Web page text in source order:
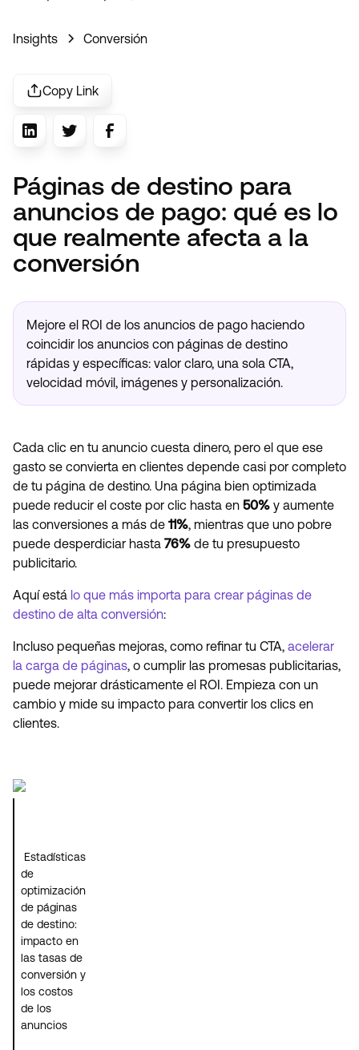
Insights Conversión
Copy Link
Páginas de destino para
anuncios de pago: qué es lo
que realmente afecta a la
conversión
Mejore el ROI de los anuncios de pago haciendo
coincidir los anuncios con páginas de destino
rápidas y específicas: valor claro, una sola CTA,
velocidad móvil, imágenes y personalización.
Cada clic en tu anuncio cuesta dinero, pero el que ese
gasto se convierta en clientes depende casi por completo
de tu página de destino. Una página bien optimizada
puede reducir el coste por clic hasta en 50% y aumente
las conversiones a más de 11%, mientras que uno pobre
puede desperdiciar hasta 76% de tu presupuesto
publicitario.
Aquí está lo que más importa para crear páginas de
destino de alta conversión:
Incluso pequeñas mejoras, como refinar tu CTA, acelerar
la carga de páginas, o cumplir las promesas publicitarias,
puede mejorar drásticamente el ROI. Empieza con un
cambio y mide su impacto para convertir los clics en
clientes.
Estadísticas
de
optimización
de páginas
de destino:
impacto en
las tasas de
conversión y
los costos
de los
anuncios